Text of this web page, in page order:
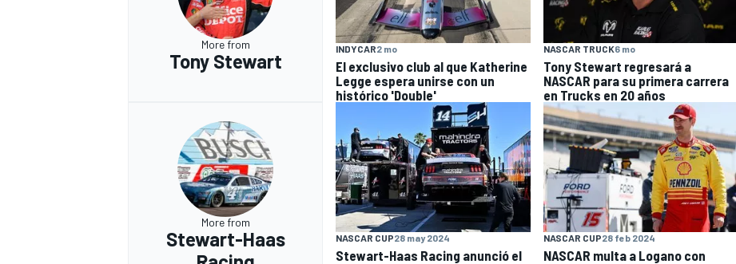
More from
Tony Stewart
INDYCAR2 mo
El exclusivo club al que Katherine
Legge espera unirse con un
histórico 'Double'
NASCAR TRUCK6 mo
Tony Stewart regresará a
NASCAR para su primera carrera
en Trucks en 20 años
More from
Stewart-Haas
NASCAR CUP28 may 2024
Stewart-Haas Racing anunció el
NASCAR CUP28 feb 2024
NASCAR multa a Logano con